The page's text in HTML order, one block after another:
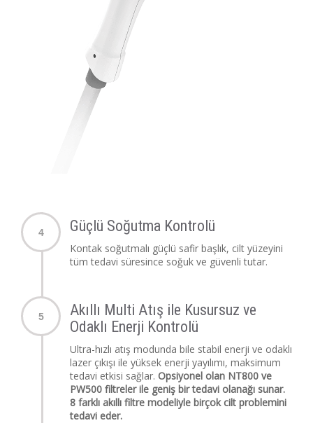
4 Güçlü Soğutma Kontrolü
Kontak soğutmalı güçlü safir başlık, cilt yüzeyini
tüm tedavi süresince soğuk ve güvenli tutar.
5
Akıllı Multi Atış ile Kusursuz ve
Odaklı Enerji Kontrolü
Ultra-hızlı atış modunda bile stabil enerji ve odaklı
lazer çıkışı ile yüksek enerji yayılımı, maksimum
tedavi etkisi sağlar. Opsiyonel olan NT800 ve
PW500 filtreler ile geniş bir tedavi olanağı sunar.
8 farklı akıllı filtre modeliyle birçok cilt problemini
tedavi eder.